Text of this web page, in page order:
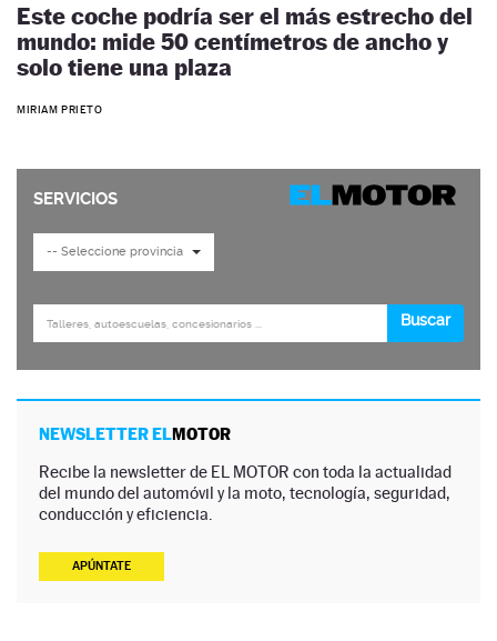
Este coche podría ser el más estrecho del
mundo: mide 50 centímetros de ancho y
solo tiene una plaza
MIRIAM PRIETO
NEWSLETTER ELMOTOR
Recibe la newsletter de EL MOTOR con toda la actualidad
del mundo del automóvil y la moto, tecnología, seguridad,
conducción y eficiencia.
APÚNTATE